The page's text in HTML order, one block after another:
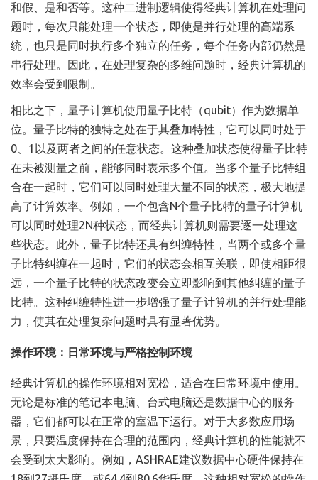
和假、是和否等。这种二进制逻辑使得经典计算机在处理问
题时，每次只能处理一个状态，即使是并行处理的高端系
统，也只是同时执行多个独立的任务，每个任务内部仍然是
串行处理。因此，在处理复杂的多维问题时，经典计算机的
效率会受到限制。
相比之下，量子计算机使用量子比特（qubit）作为数据单
位。量子比特的独特之处在于其叠加特性，它可以同时处于
0、1以及两者之间的任意状态。这种叠加状态使得量子比特
在未被测量之前，能够同时表示多个值。当多个量子比特组
合在一起时，它们可以同时处理大量不同的状态，极大地提
高了计算效率。例如，一个包含N个量子比特的量子计算机
可以同时处理2N种状态，而经典计算机则需要逐一处理这
些状态。此外，量子比特还具有纠缠特性，当两个或多个量
子比特纠缠在一起时，它们的状态会相互关联，即使相距很
远，一个量子比特的状态改变会立即影响到其他纠缠的量子
比特。这种纠缠特性进一步增强了量子计算机的并行处理能
力，使其在处理复杂问题时具有显著优势。
操作环境：日常环境与严格控制环境
经典计算机的操作环境相对宽松，适合在日常环境中使用。
无论是标准的笔记本电脑、台式电脑还是数据中心的服务
器，它们都可以在正常的室温下运行。对于大多数应用场
景，只要温度保持在合理的范围内，经典计算机的性能就不
会受到太大影响。例如，ASHRAE建议数据中心硬件保持在